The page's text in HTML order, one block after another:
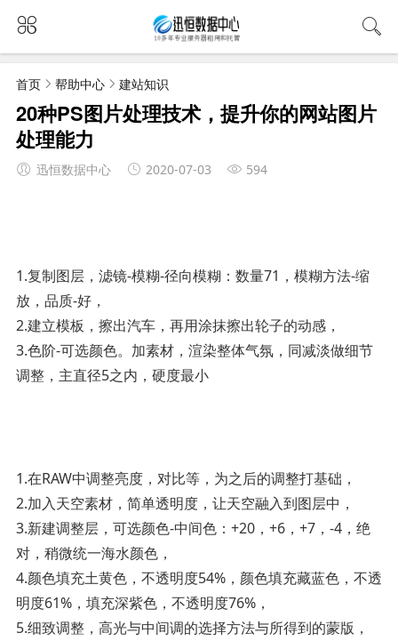
首页 帮助中心 建站知识
20种PS图片处理技术，提升你的网站图片
处理能力
迅恒数据中心 2020-07-03 594
1.复制图层，滤镜-模糊-径向模糊：数量71，模糊方法-缩
放，品质-好，
2.建立模板，擦出汽车，再用涂抹擦出轮子的动感，
3.色阶-可选颜色。加素材，渲染整体气氛，同减淡做细节
调整，主直径5之内，硬度最小­
1.在RAW中调整亮度，对比等，为之后的调整打基础，
2.加入天空素材，简单透明度，让天空融入到图层中，
3.新建调整层，可选颜色-中间色：+20，+6，+7，-4，绝
对，稍微统一海水颜色，
4.颜色填充土黄色，不透明度54%，颜色填充藏蓝色，不透
明度61%，填充深紫色，不透明度76%，
5.细致调整，高光与中间调的选择方法与所得到的蒙版，